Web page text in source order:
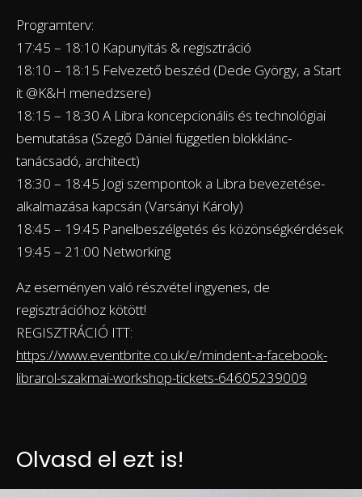
Programterv:
17:45 – 18:10 Kapunyitás & regisztráció
18:10 – 18:15 Felvezető beszéd (Dede György, a Start
it @K&H menedzsere)
18:15 – 18:30 A Libra koncepcionális és technológiai
bemutatása (Szegő Dániel független blokklánc-
tanácsadó, architect)
18:30 – 18:45 Jogi szempontok a Libra bevezetése-
alkalmazása kapcsán (Varsányi Károly)
18:45 – 19:45 Panelbeszélgetés és közönségkérdések
19:45 – 21:00 Networking
Az eseményen való részvétel ingyenes, de
regisztrációhoz kötött!
REGISZTRÁCIÓ ITT:
https://www.eventbrite.co.uk/e/mindent-a-facebook-
librarol-szakmai-workshop-tickets-64605239009
Olvasd el ezt is!